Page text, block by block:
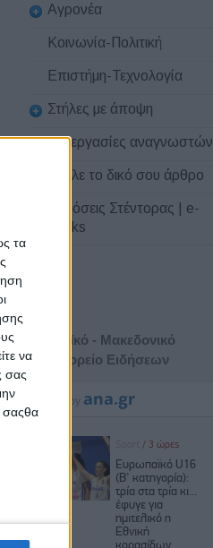
τα
να
σας
σαςθα
Αγρονέα
Κοινωνία-Πολιτική
Επιστήμη-Τεχνολογία
Στήλες με άποψη
Συνεργασίες αναγνωστών
Στείλε το δικό σου άρθρο
Εκδόσεις Στέντορας | e-
books
Αθηναϊκό - Μακεδονικό
Πρακτορείο Ειδήσεων